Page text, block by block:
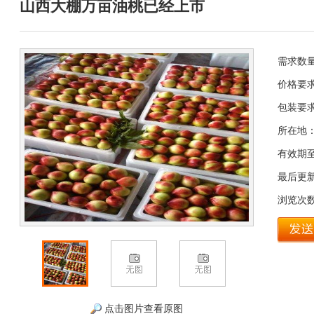
山西大棚万亩油桃已经上市
点击图片查看原图
需求数
价格要
包装要
所在地
有效期
最后更
浏览次